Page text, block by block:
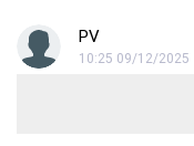
PV
10:25 09/12/2025